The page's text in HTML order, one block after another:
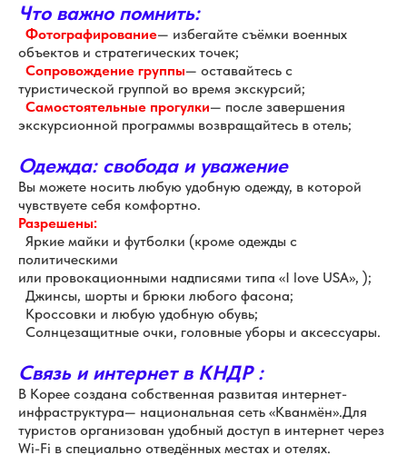
Что важно помнить:
Фотографирование— избегайте съёмки военных
объектов и стратегических точек;
Сопровождение группы— оставайтесь с
туристической группой во время экскурсий;
Самостоятельные прогулки— после завершения
экскурсионной программы возвращайтесь в отель;
Одежда: свобода и уважение
Вы можете носить любую удобную одежду, в которой
чувствуете себя комфортно.
Разрешены:
Яркие майки и футболки (кроме одежды с
политическими
или провокационными надписями типа «I love USA», );
Джинсы, шорты и брюки любого фасона;
Кроссовки и любую удобную обувь;
Солнцезащитные очки, головные уборы и аксессуары.
Связь и интернет в КНДР :
В Корее создана собственная развитая интернет-
инфраструктура— национальная сеть «Кванмён».Для
туристов организован удобный доступ в интернет через
Wi-Fi в специально отведённых местах и отелях.